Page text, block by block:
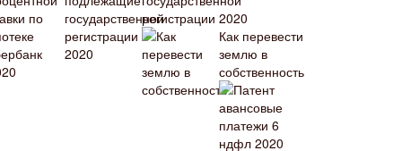
регистрации 2020
Как перевести
землю в
собственность